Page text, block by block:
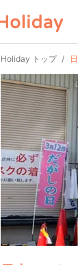
Holiday トップ